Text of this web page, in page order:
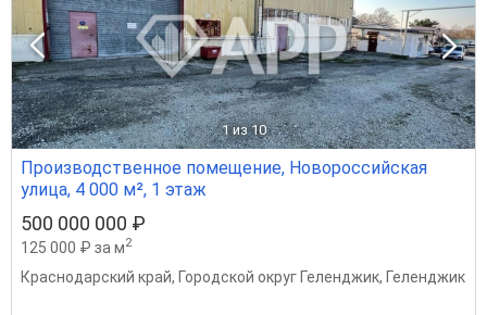
1 из 10
Производственное помещение, Новороссийская
улица, 4 000 м², 1 этаж
500 000 000 ₽
125 000 ₽ за м2
Краснодарский край, Городской округ Геленджик, Геленджик